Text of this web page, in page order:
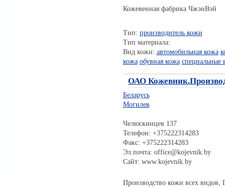
Кожевенная фабрика ЧжэнВэй
Тип: производитель кожи
Тип материала:
Вид кожи: автомобильная кожа
кожа обувная кожа специальные
ОАО
Беларусь
Могилев
Челюскинцев 137
Телефон: +375222314283
Факс: +375222314283
Эл.почта: office@kojevnik.by
Сайт: www.kojevnik.by
Производство кожи всех видов,